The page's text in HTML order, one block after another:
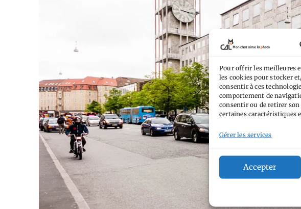
Pour offrir les meilleures
les cookies pour stocker
consentir à ces
comportement de
consentir ou de retirer
certaines caractéristiques
Gérer les services
Accepter